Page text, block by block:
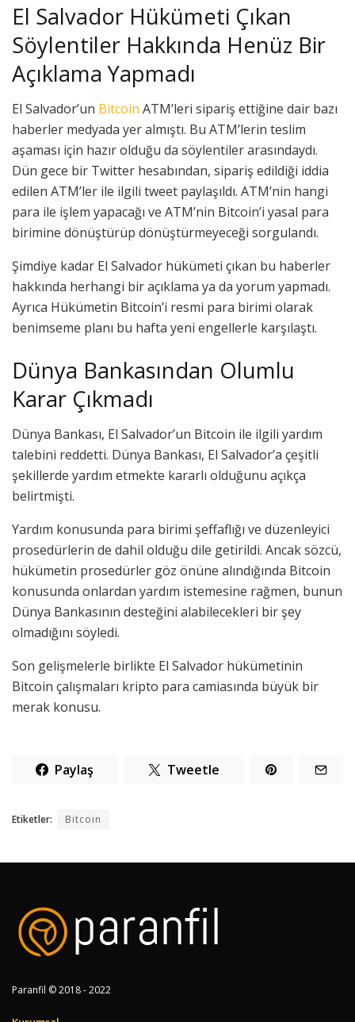
El Salvador Hükümeti Çıkan
Söylentiler Hakkında Henüz Bir
Açıklama Yapmadı
El Salvador’un Bitcoin ATM’leri sipariş ettiğine dair bazı
haberler medyada yer almıştı. Bu ATM’lerin teslim
aşaması için hazır olduğu da söylentiler arasındaydı.
Dün gece bir Twitter hesabından, sipariş edildiği iddia
edilen ATM’ler ile ilgili tweet paylaşıldı. ATM’nin hangi
para ile işlem yapacağı ve ATM’nin Bitcoin’i yasal para
birimine dönüştürüp dönüştürmeyeceği sorgulandı.
Şimdiye kadar El Salvador hükümeti çıkan bu haberler
hakkında herhangi bir açıklama ya da yorum yapmadı.
Ayrıca Hükümetin Bitcoin’i resmi para birimi olarak
benimseme planı bu hafta yeni engellerle karşılaştı.
Dünya Bankasından Olumlu
Karar Çıkmadı
Dünya Bankası, El Salvador’un Bitcoin ile ilgili yardım
talebini reddetti. Dünya Bankası, El Salvador’a çeşitli
şekillerde yardım etmekte kararlı olduğunu açıkça
belirtmişti.
Yardım konusunda para birimi şeffaflığı ve düzenleyici
prosedürlerin de dahil olduğu dile getirildi. Ancak sözcü,
hükümetin prosedürler göz önüne alındığında Bitcoin
konusunda onlardan yardım istemesine rağmen, bunun
Dünya Bankasının desteğini alabilecekleri bir şey
olmadığını söyledi.
Son gelişmelerle birlikte El Salvador hükümetinin
Bitcoin çalışmaları kripto para camiasında büyük bir
merak konusu.
Paylaş Tweetle
Etiketler: Bitcoin
Paranfil © 2018 - 2022